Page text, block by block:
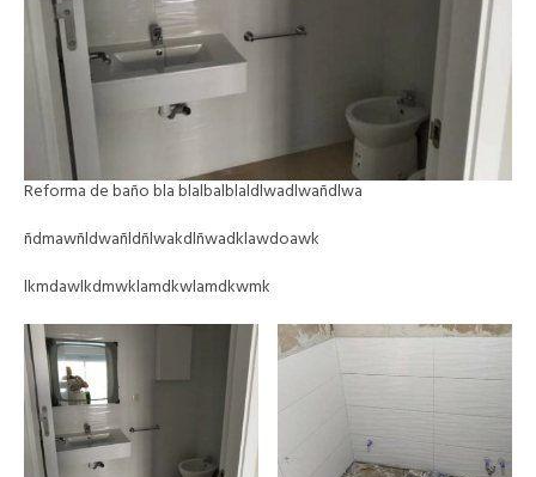
Reforma de baño bla blalbalblaldlwadlwañdlwa
ñdmawñldwañldñlwakdlñwadklawdoawk
lkmdawlkdmwklamdkwlamdkwmk